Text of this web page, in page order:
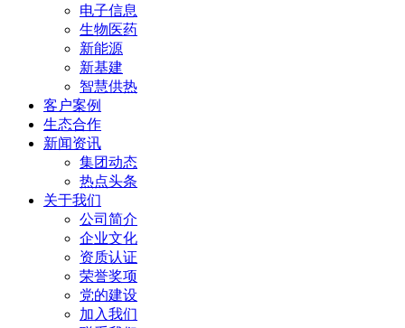
电子信息
生物医药
新能源
新基建
智慧供热
客户案例
生态合作
新闻资讯
集团动态
热点头条
关于我们
公司简介
企业文化
资质认证
荣誉奖项
党的建设
加入我们